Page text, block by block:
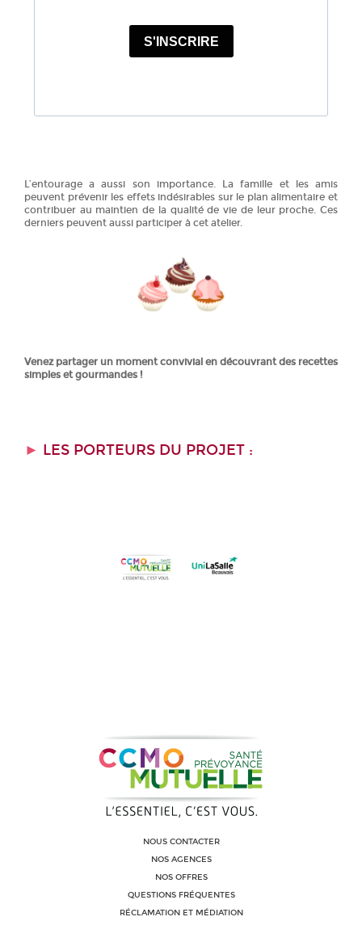
S'INSCRIRE
L’entourage a aussi son importance. La famille et les amis
peuvent prévenir les effets indésirables sur le plan alimentaire et
contribuer au maintien de la qualité de vie de leur proche. Ces
derniers peuvent aussi participer à cet atelier.
Venez partager un moment convivial en découvrant des recettes
simples et gourmandes !
► LES PORTEURS DU PROJET :
NOUS CONTACTER
NOS AGENCES
NOS OFFRES
QUESTIONS FRÉQUENTES
RÉCLAMATION ET MÉDIATION